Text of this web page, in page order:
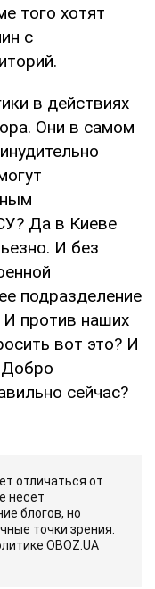
того хотят
с
в действиях
Они в самом
Да в Киеве
И без
подразделение
против наших
вот это? И
Добро
сейчас?
отличаться от
несет
блогов, но
точки зрения.
OBOZ.UA